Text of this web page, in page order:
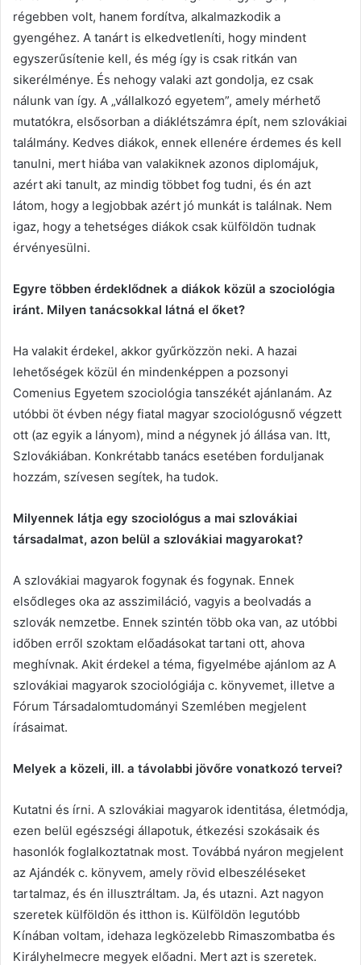
régebben volt, hanem fordítva, alkalmazkodik a
gyengéhez. A tanárt is elkedvetleníti, hogy mindent
egyszerűsítenie kell, és még így is csak ritkán van
sikerélménye. És nehogy valaki azt gondolja, ez csak
nálunk van így. A „vállalkozó egyetem”, amely mérhető
mutatókra, elsősorban a diáklétszámra épít, nem szlovákiai
találmány. Kedves diákok, ennek ellenére érdemes és kell
tanulni, mert hiába van valakiknek azonos diplomájuk,
azért aki tanult, az mindig többet fog tudni, és én azt
látom, hogy a legjobbak azért jó munkát is találnak. Nem
igaz, hogy a tehetséges diákok csak külföldön tudnak
érvényesülni.
Egyre többen érdeklődnek a diákok közül a szociológia
iránt. Milyen tanácsokkal látná el őket?
Ha valakit érdekel, akkor gyűrközzön neki. A hazai
lehetőségek közül én mindenképpen a pozsonyi
Comenius Egyetem szociológia tanszékét ajánlanám. Az
utóbbi öt évben négy fiatal magyar szociológusnő végzett
ott (az egyik a lányom), mind a négynek jó állása van. Itt,
Szlovákiában. Konkrétabb tanács esetében forduljanak
hozzám, szívesen segítek, ha tudok.
Milyennek látja egy szociológus a mai szlovákiai
társadalmat, azon belül a szlovákiai magyarokat?
A szlovákiai magyarok fogynak és fogynak. Ennek
elsődleges oka az asszimiláció, vagyis a beolvadás a
szlovák nemzetbe. Ennek szintén több oka van, az utóbbi
időben erről szoktam előadásokat tartani ott, ahova
meghívnak. Akit érdekel a téma, figyelmébe ajánlom az A
szlovákiai magyarok szociológiája c. könyvemet, illetve a
Fórum Társadalomtudományi Szemlében megjelent
írásaimat.
Melyek a közeli, ill. a távolabbi jövőre vonatkozó tervei?
Kutatni és írni. A szlovákiai magyarok identitása, életmódja,
ezen belül egészségi állapotuk, étkezési szokásaik és
hasonlók foglalkoztatnak most. Továbbá nyáron megjelent
az Ajándék c. könyvem, amely rövid elbeszéléseket
tartalmaz, és én illusztráltam. Ja, és utazni. Azt nagyon
szeretek külföldön és itthon is. Külföldön legutóbb
Kínában voltam, idehaza legközelebb Rimaszombatba és
Királyhelmecre megyek előadni. Mert azt is szeretek.